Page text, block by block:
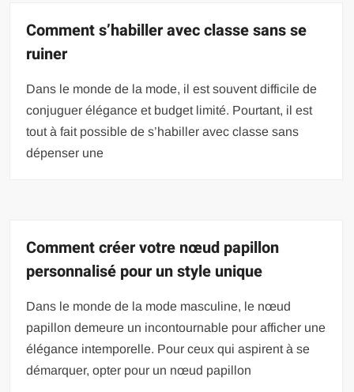
Comment s’habiller avec classe sans se
ruiner
Dans le monde de la mode, il est souvent difficile de
conjuguer élégance et budget limité. Pourtant, il est
tout à fait possible de s’habiller avec classe sans
dépenser une
Comment créer votre nœud papillon
personnalisé pour un style unique
Dans le monde de la mode masculine, le nœud
papillon demeure un incontournable pour afficher une
élégance intemporelle. Pour ceux qui aspirent à se
démarquer, opter pour un nœud papillon